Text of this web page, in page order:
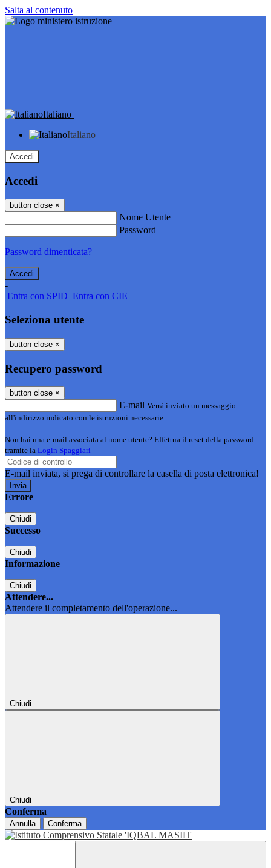
Salta al contenuto
Italiano
Italiano
Accedi
Accedi
button close ×
Nome Utente
Password
Password dimenticata?
-
Entra con SPID Entra con CIE
Seleziona utente
button close ×
Recupero password
button close ×
E-mail Verrà inviato un messaggio
all'indirizzo indicato con le istruzioni necessarie.
Non hai una e-mail associata al nome utente? Effettua il reset della password
tramite la Login Spaggiari
E-mail inviata, si prega di controllare la casella di posta elettronica!
Errore
Chiudi
Successo
Chiudi
Informazione
Chiudi
Attendere...
Attendere il completamento dell'operazione...
Chiudi
Chiudi
Conferma
Annulla Conferma